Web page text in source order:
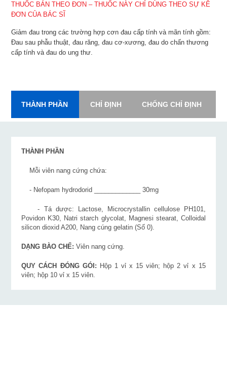
THUỐC BÁN THEO ĐƠN – THUỐC NÀY CHỈ DÙNG THEO SỰ KÊ
ĐƠN CỦA BÁC SĨ
Giảm đau trong các trường hợp cơn đau cấp tính và mãn tính gồm:
Đau sau phẫu thuật, đau răng, đau cơ-xương, đau do chấn thương
cấp tính và đau do ung thư.
THÀNH PHẦN CHỈ ĐỊNH CHỐNG CHỈ ĐỊNH
THÀNH PHẦN
Mỗi viên nang cứng chứa:
- Nefopam hydrodorid _____________ 30mg
- Tá dược: Lactose, Microcrystallin cellulose PH101,
Povidon K30, Natri starch glycolat, Magnesi stearat, Colloidal
silicon dioxid A200, Nang cúng gelatin (Số 0).
DẠNG BÀO CHẾ:Viên nang cứng.
QUY CÁCH ĐÓNG GÓI: Hộp 1 vỉ x 15 viên; hộp 2 vỉ x 15
viên; hộp 10 vỉ x 15 viên.